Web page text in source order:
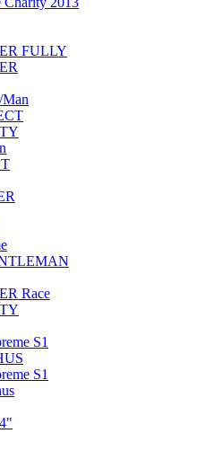
FULLY
Race
S1
S1